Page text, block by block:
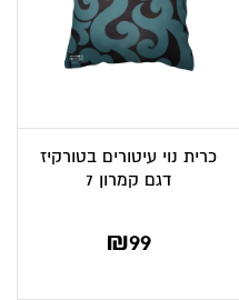
כרית נוי עיטורים בטורקיז
דגם קמרון 7
₪99